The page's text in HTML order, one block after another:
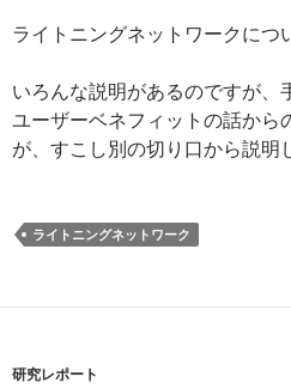
ライトニングネットワークにつ
いろんな説明があるのですが、
ユーザーベネフィットの話から
が、すこし別の切り口から説明
ライトニングネットワーク
研究レポート